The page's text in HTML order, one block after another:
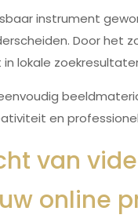
instrument
Door het
lokale
en
van
online